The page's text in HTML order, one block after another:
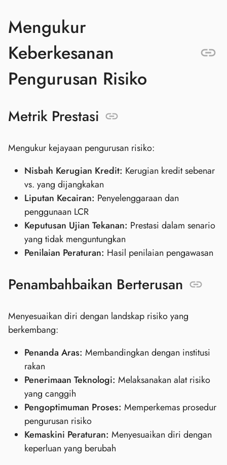
Mengukur
Keberkesanan
Pengurusan Risiko
Metrik Prestasi
Mengukur kejayaan pengurusan risiko:
Nisbah Kerugian Kredit: Kerugian kredit sebenar
vs. yang dijangkakan
Liputan Kecairan: Penyelenggaraan dan
penggunaan LCR
Keputusan Ujian Tekanan: Prestasi dalam senario
yang tidak menguntungkan
Penilaian Peraturan: Hasil penilaian pengawasan
Penambahbaikan Berterusan
Menyesuaikan diri dengan landskap risiko yang
berkembang:
Penanda Aras: Membandingkan dengan institusi
rakan
Penerimaan Teknologi: Melaksanakan alat risiko
yang canggih
Pengoptimuman Proses: Memperkemas prosedur
pengurusan risiko
Kemaskini Peraturan: Menyesuaikan diri dengan
keperluan yang berubah